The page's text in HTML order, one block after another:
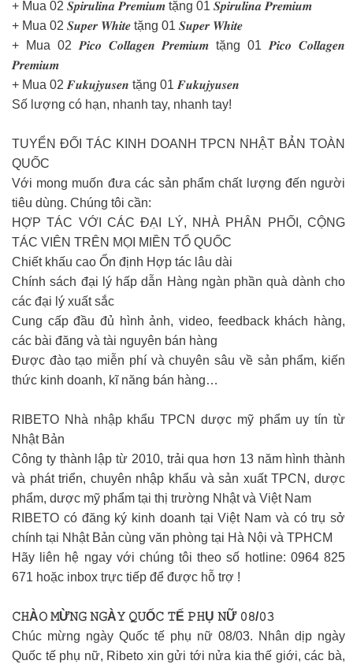
+ Mua 02 𝑺𝒑𝒊𝒓𝒖𝒍𝒊𝒏𝒂 𝑷𝒓𝒆𝒎𝒊𝒖𝒎 tặng 01 𝑺𝒑𝒊𝒓𝒖𝒍𝒊𝒏𝒂 𝑷𝒓𝒆𝒎𝒊𝒖𝒎
+ Mua 02 𝑺𝒖𝒑𝒆𝒓 𝑾𝒉𝒊𝒕𝒆 tặng 01 𝑺𝒖𝒑𝒆𝒓 𝑾𝒉𝒊𝒕𝒆
+ Mua 02 𝑷𝒊𝒄𝒐 𝑪𝒐𝒍𝒍𝒂𝒈𝒆𝒏 𝑷𝒓𝒆𝒎𝒊𝒖𝒎 tặng 01 𝑷𝒊𝒄𝒐 𝑪𝒐𝒍𝒍𝒂𝒈𝒆𝒏
𝑷𝒓𝒆𝒎𝒊𝒖𝒎
+ Mua 02 𝑭𝒖𝒌𝒖𝒋𝒚𝒖𝒔𝒆𝒏 tặng 01 𝑭𝒖𝒌𝒖𝒋𝒚𝒖𝒔𝒆𝒏
Số lượng có hạn, nhanh tay, nhanh tay!
TUYỂN ĐỐI TÁC KINH DOANH TPCN NHẬT BẢN TOÀN
QUỐC
Với mong muốn đưa các sản phẩm chất lượng đến người
tiêu dùng. Chúng tôi cần:
HỢP TÁC VỚI CÁC ĐẠI LÝ, NHÀ PHÂN PHỐI, CỘNG
TÁC VIÊN TRÊN MỌI MIỀN TỔ QUỐC
Chiết khấu cao Ổn định Hợp tác lâu dài
Chính sách đại lý hấp dẫn Hàng ngàn phần quà dành cho
các đại lý xuất sắc
Cung cấp đầu đủ hình ảnh, video, feedback khách hàng,
các bài đăng và tài nguyên bán hàng
Được đào tạo miễn phí và chuyên sâu về sản phẩm, kiến
thức kinh doanh, kĩ năng bán hàng…
RIBETO Nhà nhập khẩu TPCN dược mỹ phẩm uy tín từ
Nhật Bản
Công ty thành lập từ 2010, trải qua hơn 13 năm hình thành
và phát triển, chuyên nhập khẩu và sản xuất TPCN, dược
phẩm, dược mỹ phẩm tại thị trường Nhật và Việt Nam
RIBETO có đăng ký kinh doanh tại Việt Nam và có trụ sở
chính tại Nhật Bản cùng văn phòng tại Hà Nội và TPHCM
Hãy liên hệ ngay với chúng tôi theo số hotline: 0964 825
671 hoặc inbox trực tiếp để được hỗ trợ !
𝙲𝙷À𝙾 𝙼Ừ𝙽𝙶 𝙽𝙶À𝚈 𝚀𝚄Ố𝙲 𝚃Ế 𝙿𝙷Ụ 𝙽Ữ 𝟶𝟾/𝟶𝟹
Chúc mừng ngày Quốc tế phụ nữ 08/03. Nhân dịp ngày
Quốc tế phụ nữ, Ribeto xin gửi tới nửa kia thế giới, các bà,